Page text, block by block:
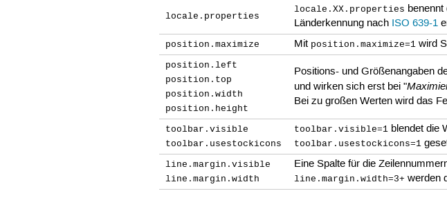
locale.properties
locale.XX.properties
Länderkennung nach ISO 639-1
position.maximize Mit position.maximize=1 wird
position.left
position.top
position.width
position.height
Positions- und Größenangaben
und wirken sich erst bei "
Bei zu großen Werten wird das
toolbar.visible
toolbar.usestockicons
toolbar.visible=1 blendet die
toolbar.usestockicons=1
line.margin.visible
line.margin.width
Eine Spalte für die
line.margin.width=3+ werden